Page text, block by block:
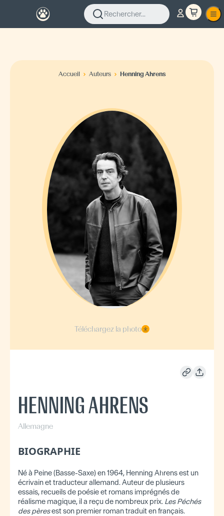
Rechercher...
Accueil Auteurs Henning Ahrens
Téléchargez la photo
HENNING AHRENS
Allemagne
BIOGRAPHIE
Né à Peine (Basse-Saxe) en 1964, Henning Ahrens est un
écrivain et traducteur allemand. Auteur de plusieurs
essais, recueils de poésie et romans imprégnés de
réalisme magique, il a reçu de nombreux prix. Les Péchés
des pèresest son premier roman traduit en français.